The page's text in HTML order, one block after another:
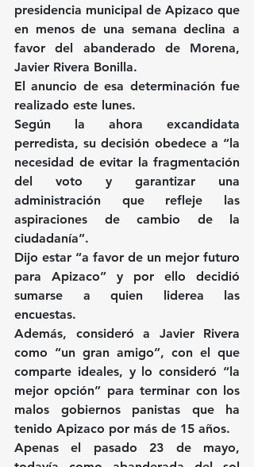
presidencia municipal de Apizaco que
en menos de una semana declina a
favor del abanderado de Morena,
Javier Rivera Bonilla.
El anuncio de esa determinación fue
realizado este lunes.
Según la ahora excandidata
perredista, su decisión obedece a “la
necesidad de evitar la fragmentación
del voto y garantizar una
administración que refleje las
aspiraciones de cambio de la
ciudadanía”.
Dijo estar “a favor de un mejor futuro
para Apizaco” y por ello decidió
sumarse a quien liderea las
encuestas.
Además, consideró a Javier Rivera
como “un gran amigo”, con el que
comparte ideales, y lo consideró “la
mejor opción” para terminar con los
malos gobiernos panistas que ha
tenido Apizaco por más de 15 años.
Apenas el pasado 23 de mayo,